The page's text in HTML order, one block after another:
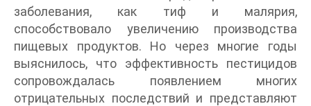
заболевания, как тиф и малярия,
способствовало увеличению производства
пищевых продуктов. Но через многие годы
выяснилось, что эффективность пестицидов
сопровождалась появлением многих
отрицательных последствий и представляют